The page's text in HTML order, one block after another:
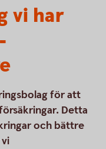
vi har
för att
Detta
och bättre